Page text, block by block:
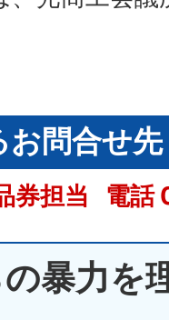
お問合せ先
券担当 電
暴力を